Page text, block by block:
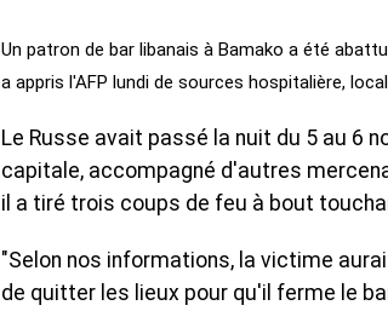
Un patron de bar libanais à Bamako a été
a appris l'AFP lundi de sources hospitalière,
Le Russe avait passé la nuit du 5 au 6
capitale, accompagné d'autres
il a tiré trois coups de feu à bout
"Selon nos informations, la victime
de quitter les lieux pour qu'il ferme le